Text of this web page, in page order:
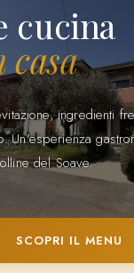
cucina
ingredienti
Un'esperienza
del Soave.
SCOPRI IL MENU